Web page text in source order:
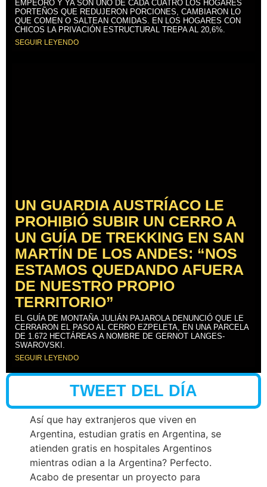
EMPEORÓ Y YA SON UNO DE CADA CUATRO LOS HOGARES
PORTEÑOS QUE REDUJERON PORCIONES, CAMBIARON LO
QUE COMEN O SALTEAN COMIDAS. EN LOS HOGARES CON
CHICOS LA PRIVACIÓN ESTRUCTURAL TREPA AL 20,6%.
SEGUIR LEYENDO
UN GUARDIA AUSTRÍACO LE
PROHIBIÓ SUBIR UN CERRO A
UN GUÍA DE TREKKING EN SAN
MARTÍN DE LOS ANDES: “NOS
ESTAMOS QUEDANDO AFUERA
DE NUESTRO PROPIO
TERRITORIO”
EL GUÍA DE MONTAÑA JULIÁN PAJAROLA DENUNCIÓ QUE LE
CERRARON EL PASO AL CERRO EZPELETA, EN UNA PARCELA
DE 1.672 HECTÁREAS A NOMBRE DE GERNOT LANGES-
SWAROVSKI.
SEGUIR LEYENDO
TWEET DEL DÍA
Así que hay extranjeros que viven en
Argentina, estudian gratis en Argentina, se
atienden gratis en hospitales Argentinos
mientras odian a la Argentina? Perfecto.
Acabo de presentar un proyecto para